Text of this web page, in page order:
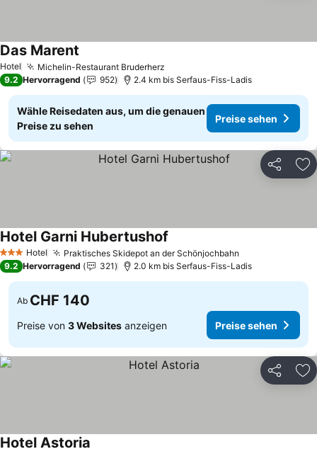
Hotel Michelin-Restaurant Bruderherz
Das Marent
9.2 Hervorragend 952 2.4 km bis Serfaus-Fiss-Ladis
Wähle Reisedaten aus, um die genauen
Preise zu sehen
Preise sehen
Teilen
3 SterneHotel Praktisches Skidepot an der Schönjochbahn
Hotel Garni Hubertushof
9.2 Hervorragend 321 2.0 km bis Serfaus-Fiss-Ladis
Ab CHF 140
Preise von 3 Websites anzeigen Preise sehen
Teilen
Hotel Astoria